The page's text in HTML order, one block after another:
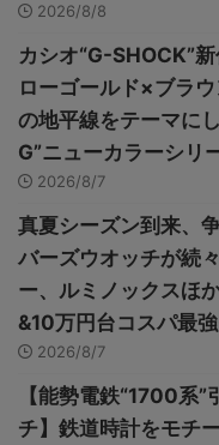
2026/8/8
カシオ“G-SHOCK”
ローゴールド×ブラ
の地平線をテーマに
G”ニューカラーシリ
2026/8/7
真夏シーズン到来、
バーズウオッチが続
ー、ルミノックスほ
&10万円台コスパ最
2026/8/7
【能勢電鉄“1700系”
チ】鉄道時計をモチ